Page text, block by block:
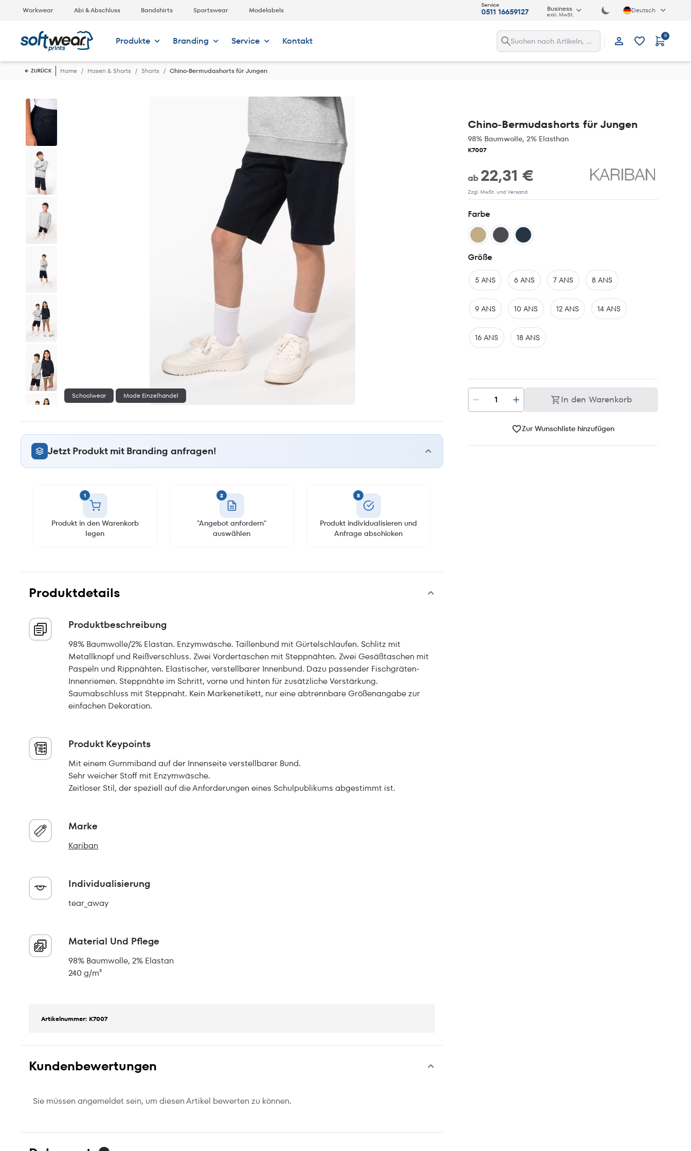
Workwear Abi & Abschluss Bandshirts Sportswear Modelabels
Service
0511 16659127 Business
exkl. MwSt. Deutsch
Produkte Branding Service Kontakt Anmelden
0
ZURÜCK Home Hosen & Shorts Shorts Chino-Bermudashorts für Jungen
Schoolwear Mode Einzelhandel
Chino-Bermudashorts für Jungen
98% Baumwolle, 2% Elasthan
K7007
ab 22,31 €
Zzgl. MwSt. und Versand
Farbe
Größe
5 ANS 6 ANS 7 ANS 8 ANS
9 ANS 10 ANS 12 ANS 14 ANS
16 ANS 18 ANS
In den Warenkorb
Zur Wunschliste hinzufügen
Jetzt Produkt mit Branding anfragen!
1
Produkt in den Warenkorb
legen
2
"Angebot anfordern"
auswählen
3
Produkt individualisieren und
Anfrage abschicken
Produktdetails
Produktbeschreibung
98% Baumwolle/2% Elastan. Enzymwäsche. Taillenbund mit Gürtelschlaufen. Schlitz mit
Metallknopf und Reißverschluss. Zwei Vordertaschen mit Steppnähten. Zwei Gesäßtaschen mit
Paspeln und Rippnähten. Elastischer, verstellbarer Innenbund. Dazu passender Fischgräten-
Innenriemen. Steppnähte im Schritt, vorne und hinten für zusätzliche Verstärkung.
Saumabschluss mit Steppnaht. Kein Markenetikett, nur eine abtrennbare Größenangabe zur
einfachen Dekoration.
Produkt Keypoints
Mit einem Gummiband auf der Innenseite verstellbarer Bund.
Sehr weicher Stoff mit Enzymwäsche.
Zeitloser Stil, der speziell auf die Anforderungen eines Schulpublikums abgestimmt ist.
Marke
Kariban
Individualisierung
tear_away
Material Und Pflege
98% Baumwolle, 2% Elastan
240 g/m²
Artikelnummer: K7007
Kundenbewertungen
Sie müssen angemeldet sein, um diesen Artikel bewerten zu können.